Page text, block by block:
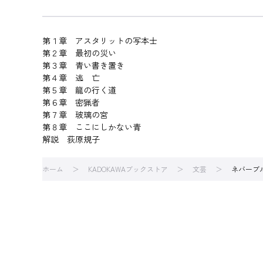
第１章 アスタリットの写本士
第２章 最初の災い
第３章 青い書き置き
第４章 逃 亡
第５章 龍の行く道
第６章 密猟者
第７章 玻璃の宮
第８章 ここにしかない青
解説 荻原規子
ホーム KADOKAWAブックストア 文芸 ネバーブ